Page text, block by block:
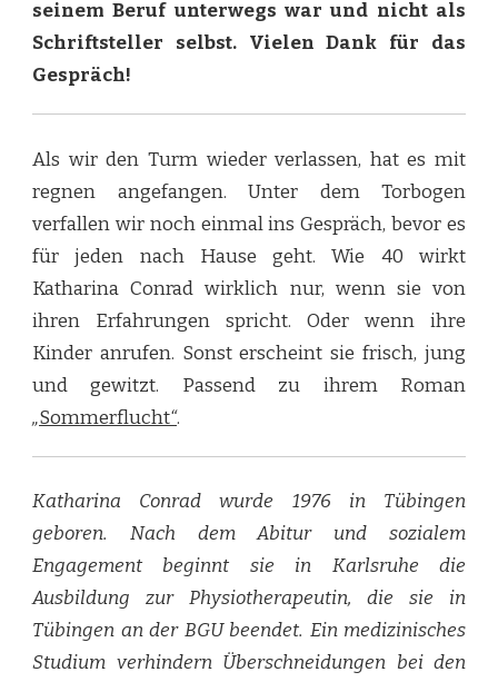
seinem Beruf unterwegs war und nicht als
Schriftsteller selbst. Vielen Dank für das
Gespräch!
Als wir den Turm wieder verlassen, hat es mit
regnen angefangen. Unter dem Torbogen
verfallen wir noch einmal ins Gespräch, bevor es
für jeden nach Hause geht. Wie 40 wirkt
Katharina Conrad wirklich nur, wenn sie von
ihren Erfahrungen spricht. Oder wenn ihre
Kinder anrufen. Sonst erscheint sie frisch, jung
und gewitzt. Passend zu ihrem Roman
„Sommerflucht“.
Katharina Conrad wurde 1976 in Tübingen
geboren. Nach dem Abitur und sozialem
Engagement beginnt sie in Karlsruhe die
Ausbildung zur Physiotherapeutin, die sie in
Tübingen an der BGU beendet. Ein medizinisches
Studium verhindern Überschneidungen bei den